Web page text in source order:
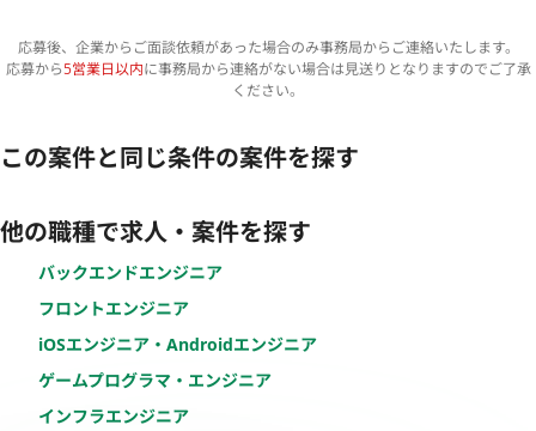
応募後、企業からご面談依頼があった場合のみ事務局からご連絡いたします。
応募から5営業日以内に事務局から連絡がない場合は見送りとなりますのでご了承
ください。
この案件と同じ条件の案件を探す
他の職種で求人・案件を探す
バックエンドエンジニア
フロントエンジニア
iOSエンジニア・Androidエンジニア
ゲームプログラマ・エンジニア
インフラエンジニア